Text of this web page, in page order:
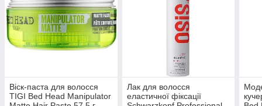
Віск-паста для волосся
TIGI Bed Head Manipulator
Лак для волосся
еластичної фіксації